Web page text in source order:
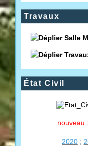
Travaux
Salle
État Civil
nouveau :
2020 ;